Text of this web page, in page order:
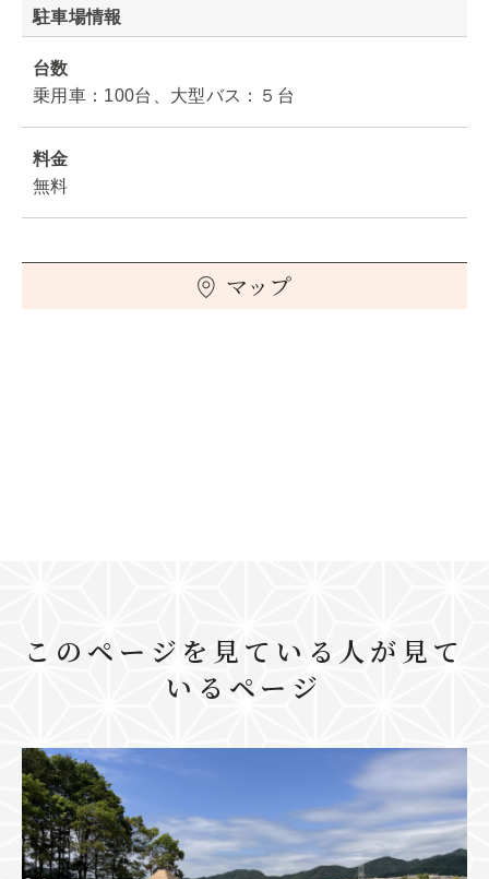
駐車場情報
台数
乗用車：100台、大型バス：５台
料金
無料
マップ
このページを見ている人が見て
いるページ